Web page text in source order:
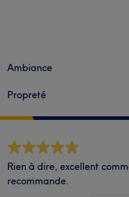
Ambiance
Propreté
Rien à dire, excellent
recommande.